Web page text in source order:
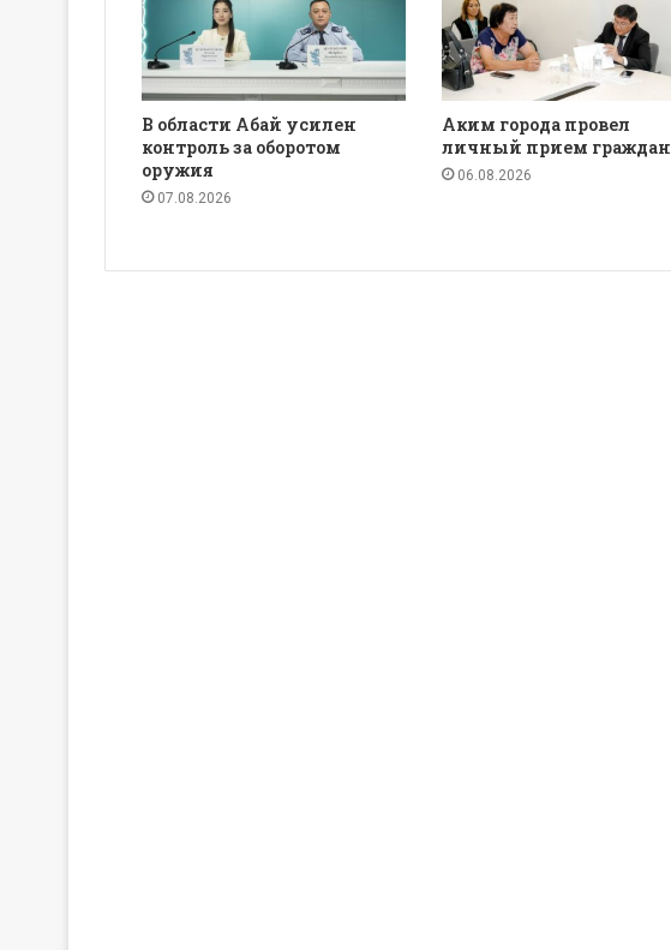
В области Абай усилен
контроль за оборотом
оружия
07.08.2026
Аким города провел
личный прием граждан
06.08.2026